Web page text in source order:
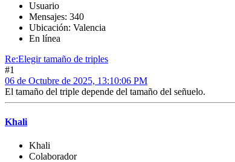
Usuario
Mensajes: 340
Ubicación: Valencia
En línea
Re:Elegir tamaño de triples
#1
06 de Octubre de 2025, 13:10:06 PM
El tamaño del triple depende del tamaño del señuelo.
Khali
Khali
Colaborador